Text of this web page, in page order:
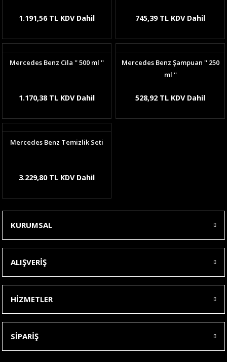
1.191,56 TL KDV Dahil 745,39 TL KDV Dahil
Mercedes Benz Cila '' 500 ml ''
1.170,38 TL KDV Dahil
Mercedes Benz Şampuan '' 250
ml ''
528,92 TL KDV Dahil
Mercedes Benz Temizlik Seti
3.229,80 TL KDV Dahil
KURUMSAL
ALIŞVERİŞ
HİZMETLER
SİPARİŞ